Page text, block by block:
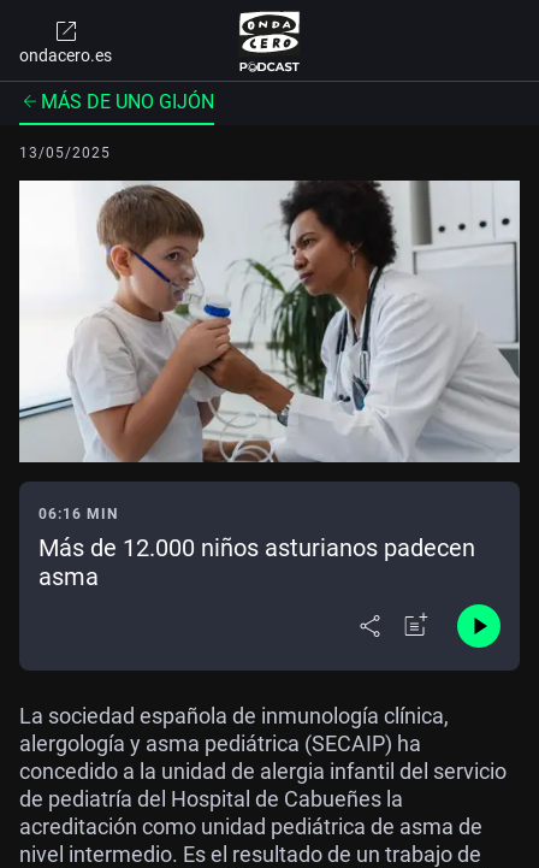
ondacero.es
MÁS DE UNO GIJÓN
13/05/2025
06:16 MIN
Más de 12.000 niños asturianos padecen
asma
La sociedad española de inmunología clínica,
alergología y asma pediátrica (SECAIP) ha
concedido a la unidad de alergia infantil del servicio
de pediatría del Hospital de Cabueñes la
acreditación como unidad pediátrica de asma de
nivel intermedio. Es el resultado de un trabajo de